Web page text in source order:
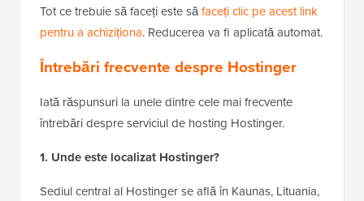
Tot ce trebuie să faceți este săfaceți clic pe acest link
pentru a achiziționa. Reducerea va fi aplicată automat.
Întrebări frecvente despre Hostinger
Iată răspunsuri la unele dintre cele mai frecvente
întrebări despre serviciul de hosting Hostinger.
1. Unde este localizat Hostinger?
Sediul central al Hostinger se află în Kaunas, Lituania,